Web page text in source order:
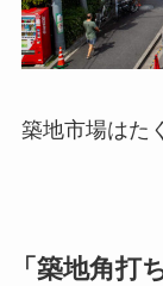
築地市場はた
「築地角打